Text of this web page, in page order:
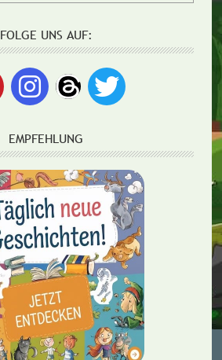
FOLGE UNS AUF:
EMPFEHLUNG